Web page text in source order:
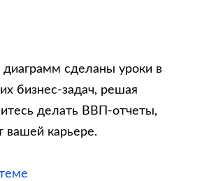
сделаны уроки в
бизнес-задач, решая
делать ВВП-отчеты,
вашей карьере.